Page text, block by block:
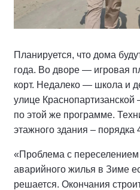
Планируется, что дома
года. Во дворе — игровая
корт. Недалеко — школа и
улице
по этой же программе.
этажного здания – порядка
«Проблема с переселением
аварийного жилья в Зиме
решается. Окончания